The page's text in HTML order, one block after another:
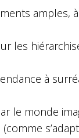
amples,
les
à
le monde